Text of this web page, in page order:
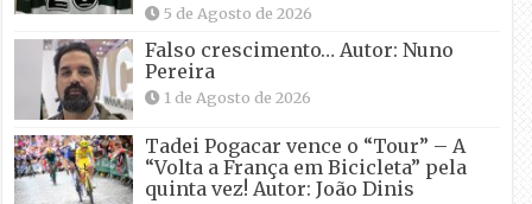
5 de Agosto de 2026
Falso crescimento… Autor: Nuno
Pereira
1 de Agosto de 2026
Tadei Pogacar vence o “Tour” – A
“Volta a França em Bicicleta” pela
quinta vez! Autor: João Dinis